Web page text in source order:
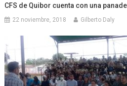
CFS de Quibor cuenta con una
22 noviembre, 2018 Gilberto Daly